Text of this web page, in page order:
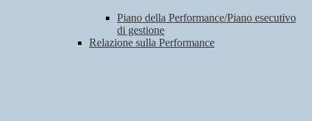
Piano della Performance/Piano esecutivo
di gestione
Relazione sulla Performance